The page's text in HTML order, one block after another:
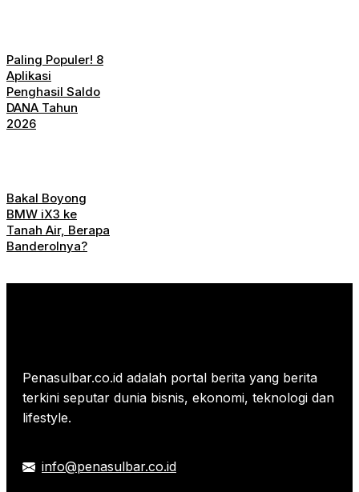
Paling Populer! 8
Aplikasi
Penghasil Saldo
DANA Tahun
2026
Bakal Boyong
BMW iX3 ke
Tanah Air, Berapa
Banderolnya?
Penasulbar.co.id adalah portal berita yang berita
terkini seputar dunia bisnis, ekonomi, teknologi dan
lifestyle.
info@penasulbar.co.id